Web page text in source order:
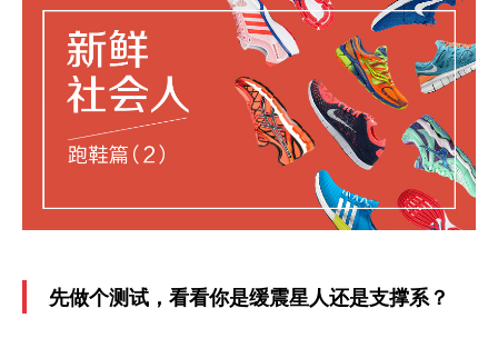
先做个测试，看看你是缓震星人还是支撑系？